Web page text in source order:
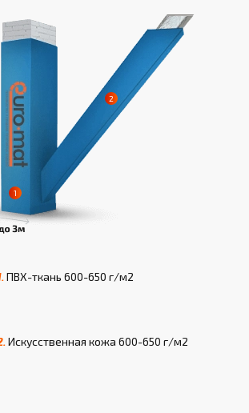
ПВХ-ткань 600-650 г/м2
Искусcтвенная кожа 600-650 г/м2